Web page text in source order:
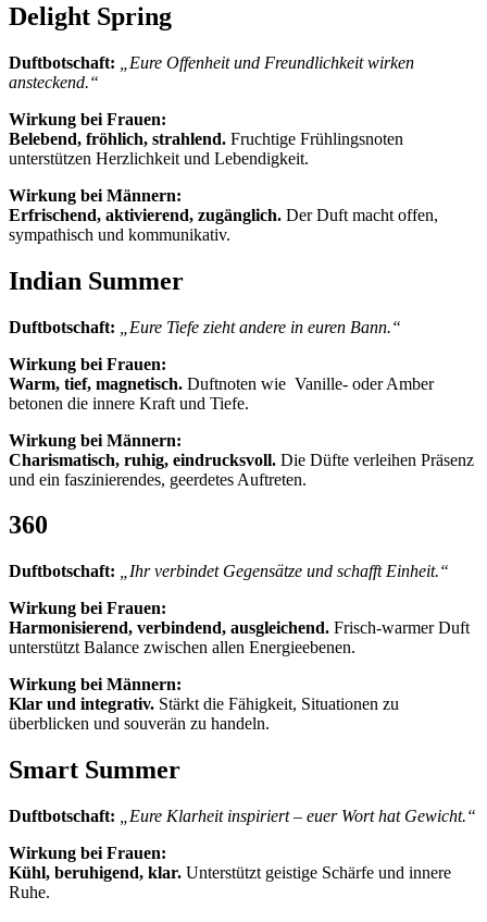
Delight Spring
Duftbotschaft:
„Eure Offenheit und Freundlichkeit wirken
ansteckend.“
Wirkung bei Frauen:
Belebend, fröhlich, strahlend. Fruchtige Frühlingsnoten
unterstützen Herzlichkeit und Lebendigkeit.
Wirkung bei Männern:
Erfrischend, aktivierend, zugänglich. Der Duft macht offen,
sympathisch und kommunikativ.
Indian Summer
Duftbotschaft:
„Eure Tiefe zieht andere in euren Bann.“
Wirkung bei Frauen:
Warm, tief, magnetisch. Duftnoten wie Vanille- oder Amber
betonen die innere Kraft und Tiefe.
Wirkung bei Männern:
Charismatisch, ruhig, eindrucksvoll. Die Düfte verleihen Präsenz
und ein faszinierendes, geerdetes Auftreten.
360
Duftbotschaft:
„Ihr verbindet Gegensätze und schafft Einheit.“
Wirkung bei Frauen:
Harmonisierend, verbindend, ausgleichend. Frisch-warmer Duft
unterstützt Balance zwischen allen Energieebenen.
Wirkung bei Männern:
Klar und integrativ. Stärkt die Fähigkeit, Situationen zu
überblicken und souverän zu handeln.
Smart Summer
Duftbotschaft:
„Eure Klarheit inspiriert – euer Wort hat Gewicht.“
Wirkung bei Frauen:
Kühl, beruhigend, klar. Unterstützt geistige Schärfe und innere
Ruhe.